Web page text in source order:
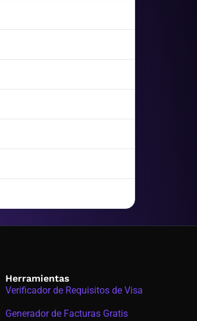
Herramientas
Verificador de Requisitos de Visa
Generador de Facturas Gratis